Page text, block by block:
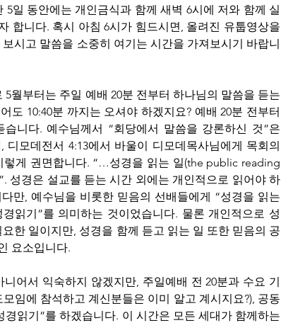
5일 동안에는 개인금식과 함께 새벽 6시에 저와 함께 실
합니다. 혹시 아침 6시가 힘드시면, 올려진 유툽영상을
시고 말씀을 소중히 여기는 시간을 가져보시기 바랍니
5월부터는 주일 예배 20분 전부터 하나님의 말씀을 듣는
도 10:40분 까지는 오셔야 하겠지요? 예배 20분 전부터
니다. 예수님께서 “회당에서 말씀을 강론하신 것”은
디모데전서 4:13에서 바울이 디모데목사님에게 목회의
렇게 권면합니다. “…성경을 읽는 일(the public reading
성경은 설교를 듣는 시간 외에는 개인적으로 읽어야 하
만, 예수님을 비롯한 믿음의 선배들에게 “성경을 읽는
읽기”를 의미하는 것이었습니다. 물론 개인적으로 성
한 일이지만, 성경을 함께 듣고 읽는 일 또한 믿음의 공
요소입니다.
어서 익숙하지 않겠지만, 주일예배 전 20분과 수요 기
임에 참석하고 계신분들은 이미 알고 계시지요?), 공동
경읽기”를 하겠습니다. 이 시간은 모든 세대가 함께하는